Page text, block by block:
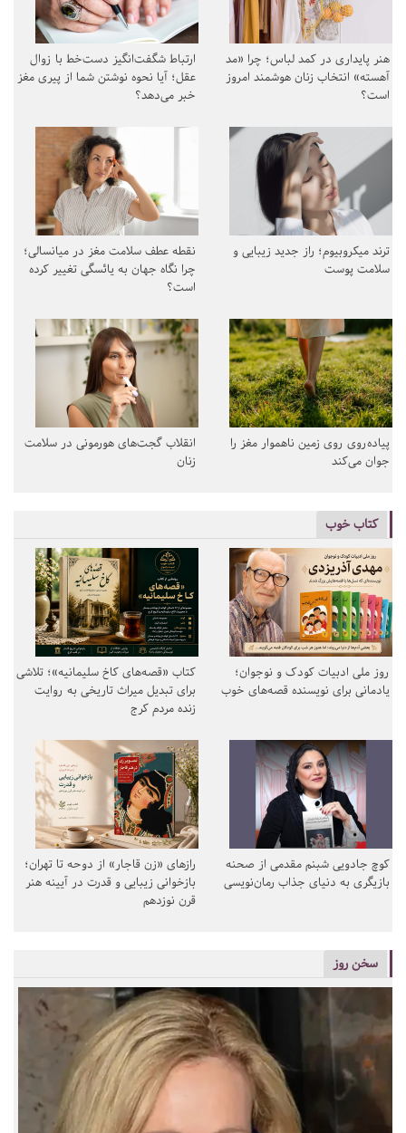
هنر پایداری در کمد لباس؛ چرا «مد
آهسته» انتخاب زنان هوشمند امروز
است؟
ارتباط شگفت‌انگیز دست‌خط با زوال
عقل؛ آیا نحوه نوشتن شما از پیری مغز
خبر می‌دهد؟
ترند میکروبیوم؛ راز جدید زیبایی و
سلامت پوست
نقطه عطف سلامت مغز در میانسالی؛
چرا نگاه جهان به یائسگی تغییر کرده
است؟
پیاده‌روی روی زمین ناهموار مغز را
جوان می‌کند
انقلاب گجت‌های هورمونی در سلامت
زنان
کتاب خوب
روز ملی ادبیات کودک و نوجوان؛
یادمانی برای نویسنده قصه‌های خوب
کتاب «قصه‌های کاخ سلیمانیه»؛ تلاشی
برای تبدیل میراث تاریخی به روایت
زنده مردم کرج
کوچ جادویی شبنم مقدمی از صحنه
بازیگری به دنیای جذاب رمان‌نویسی
رازهای «زن قاجار» از دوحه تا تهران؛
بازخوانی زیبایی و قدرت در آیینه هنر
قرن نوزدهم
سخن روز